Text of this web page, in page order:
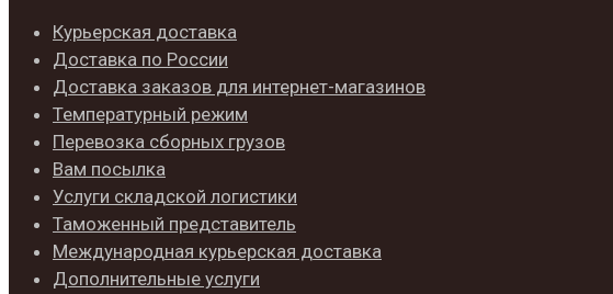
Курьерская доставка
Доставка по России
Доставка заказов для интернет-магазинов
Температурный режим
Перевозка сборных грузов
Вам посылка
Услуги складской логистики
Таможенный представитель
Международная курьерская доставка
Дополнительные услуги